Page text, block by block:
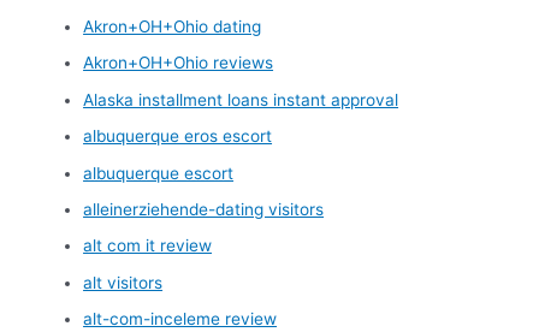
Akron+OH+Ohio dating
Akron+OH+Ohio reviews
Alaska installment loans instant approval
albuquerque eros escort
albuquerque escort
alleinerziehende-dating visitors
alt com it review
alt visitors
alt-com-inceleme review